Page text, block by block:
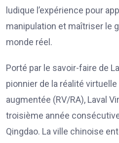
ludique l’expérience pour
manipulation et maîtriser le
monde réel.
Porté par le savoir-faire de
pionnier de la réalité
augmentée (RV/RA), Laval
troisième année
Qingdao. La ville chinoise